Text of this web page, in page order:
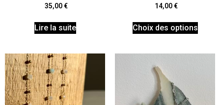
35,00€
Lire la suite
14,00€
Choix des options